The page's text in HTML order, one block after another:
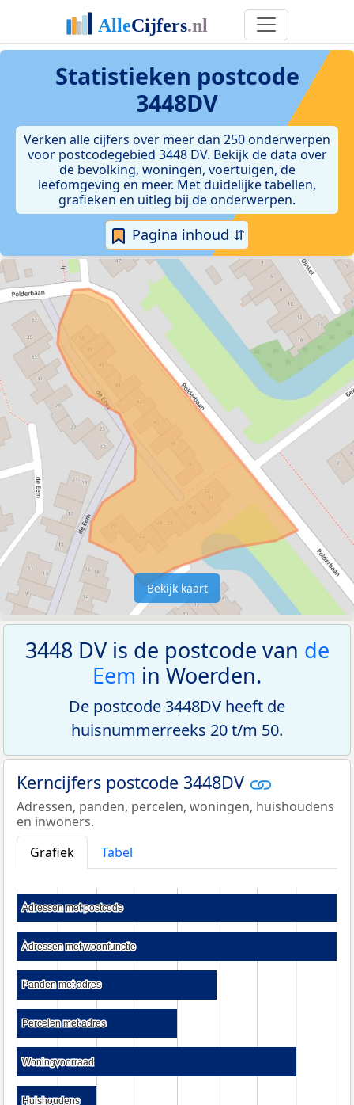
Statistieken postcode
3448DV
Verken alle cijfers over meer dan 250 onderwerpen
voor postcodegebied 3448 DV. Bekijk de data over
de bevolking, woningen, voertuigen, de
leefomgeving en meer. Met duidelijke tabellen,
grafieken en uitleg bij de onderwerpen.
Pagina inhoud ⇵
Bekijk kaart
3448 DV is de postcode van de
Eem in Woerden.
De postcode 3448DV heeft de
huisnummerreeks 20 t/m 50.
Kerncijfers postcode 3448DV
Adressen, panden, percelen, woningen, huishoudens
en inwoners.
Grafiek
Tabel
Adressen met postcode
Adressen met postcode
Adressen met woonfunctie
Adressen met woonfunctie
Panden met adres
Panden met adres
Percelen met adres
Percelen met adres
Woningvoorraad
Woningvoorraad
Huishoudens
Huishoudens